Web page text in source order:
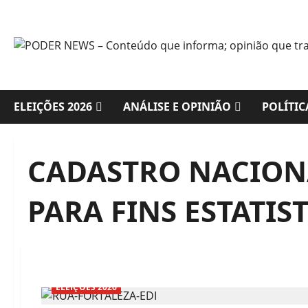
content
ELEIÇÕES 2026 ANÁLISE E OPINIÃO
CADASTRO
PARA FINS
ELEIÇÕES 2026